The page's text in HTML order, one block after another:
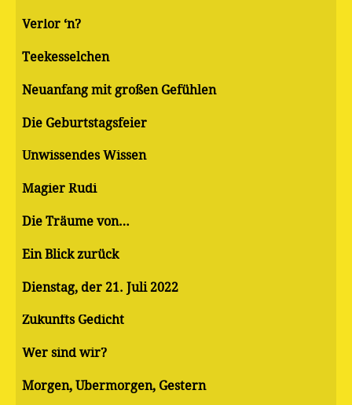
Verlor ‘n?
Teekesselchen
Neuanfang mit großen Gefühlen
Die Geburtstagsfeier
Unwissendes Wissen
Magier Rudi
Die Träume von…
Ein Blick zurück
Dienstag, der 21. Juli 2022
Zukunfts Gedicht
Wer sind wir?
Morgen, Übermorgen, Gestern